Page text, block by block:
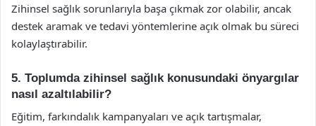
Zihinsel sağlık sorunlarıyla başa çıkmak zor olabilir, ancak
destek aramak ve tedavi yöntemlerine açık olmak bu süreci
kolaylaştırabilir.
5. Toplumda zihinsel sağlık konusundaki önyargılar
nasıl azaltılabilir?
Eğitim, farkındalık kampanyaları ve açık tartışmalar,